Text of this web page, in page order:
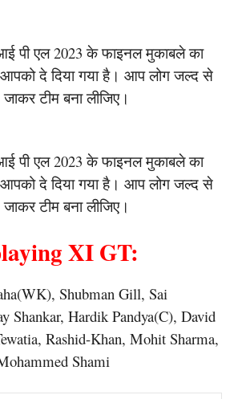
पी एल 2023 के फाइनल मुकाबले का
आपको दे दिया गया है। आप लोग जल्द से
जाकर टीम बना लीजिए।
पी एल 2023 के फाइनल मुकाबले का
आपको दे दिया गया है। आप लोग जल्द से
जाकर टीम बना लीजिए।
XI GT:
Shubman Gill, Sai
Shankar, Hardik Pandya(C), David
Rashid-Khan, Mohit Sharma,
Shami